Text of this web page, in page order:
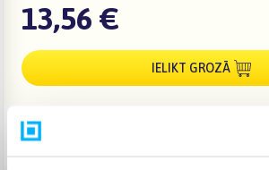
13,56 €
IELIKT GROZĀ